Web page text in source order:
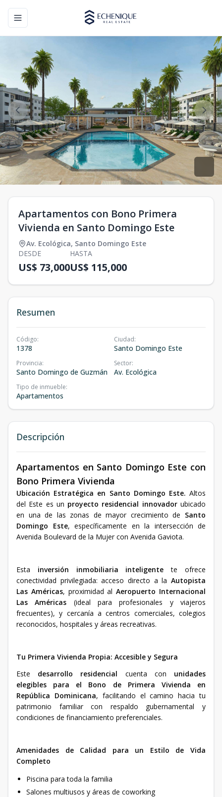
Toggle navigation menu
Apartamentos con Bono Primera
Vivienda en Santo Domingo Este
Av. Ecológica, Santo Domingo Este
DESDE
US$ 73,000
HASTA
US$ 115,000
Resumen
Código:
1378
Ciudad:
Santo Domingo Este
Provincia:
Santo Domingo de Guzmán
Sector:
Av. Ecológica
Tipo de inmueble:
Apartamentos
Descripción
Apartamentos en Santo Domingo Este con
Bono Primera Vivienda
Ubicación Estratégica en Santo Domingo Este. Altos
del Este es un proyecto residencial innovadorubicado
en una de las zonas de mayor crecimiento de Santo
Domingo Este, específicamente en la intersección de
Avenida Boulevard de la Mujer con Avenida Gaviota.
Esta inversión inmobiliaria inteligente te ofrece
conectividad privilegiada: acceso directo a la Autopista
Las Américas, proximidad alAeropuerto Internacional
Las Américas (ideal para profesionales y viajeros
frecuentes), y cercanía a centros comerciales, colegios
reconocidos, hospitales y áreas recreativas.
Tu Primera Vivienda Propia: Accesible y Segura
Este desarrollo residencial cuenta con unidades
elegibles para el Bono de Primera Vivienda en
República Dominicana, facilitando el camino hacia tu
patrimonio familiar con respaldo gubernamental y
condiciones de financiamiento preferenciales.
Amenidades de Calidad para un Estilo de Vida
Completo
Piscina para toda la familia
Salones multiusos y áreas de coworking